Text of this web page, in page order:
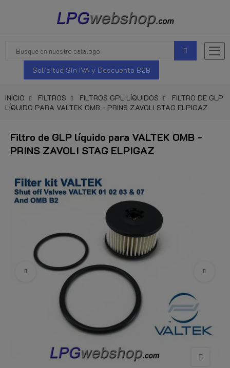
Solicitud Sin IVA y Descuento B2B
INICIO FILTROS FILTROS GPL LÍQUIDOS
FILTRO DE GLP
LÍQUIDO PARA VALTEK OMB - PRINS ZAVOLI STAG ELPIGAZ
Filtro de GLP líquido para VALTEK OMB -
PRINS ZAVOLI STAG ELPIGAZ